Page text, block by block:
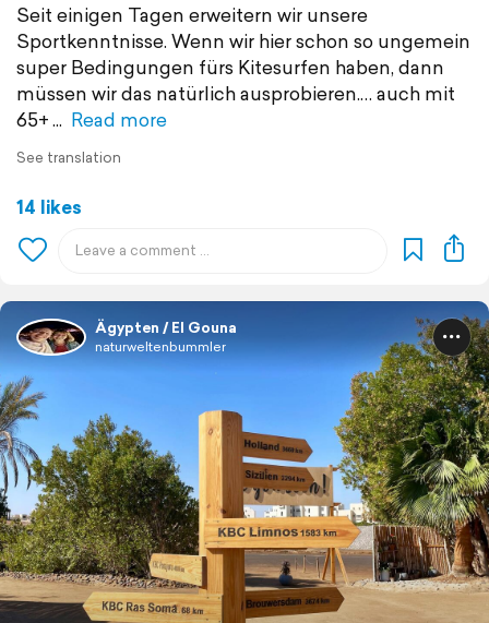
Seit einigen Tagen erweitern wir unsere
Sportkenntnisse. Wenn wir hier schon so ungemein
super Bedingungen fürs Kitesurfen haben, dann
müssen wir das natürlich ausprobieren.… auch mit
65+
Read more
See translation
14 likes
Ägypten / El Gouna
naturweltenbummler